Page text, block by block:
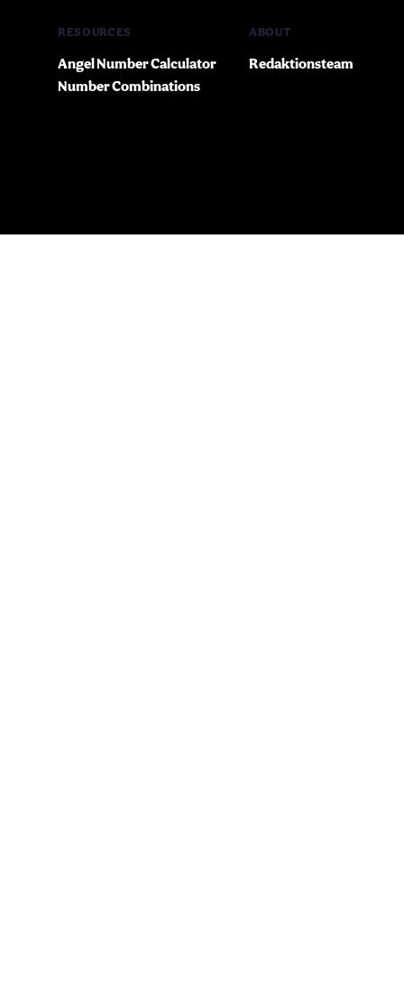
RESOURCES
Angel Number Calculator
Number Combinations
ABOUT
Redaktionsteam